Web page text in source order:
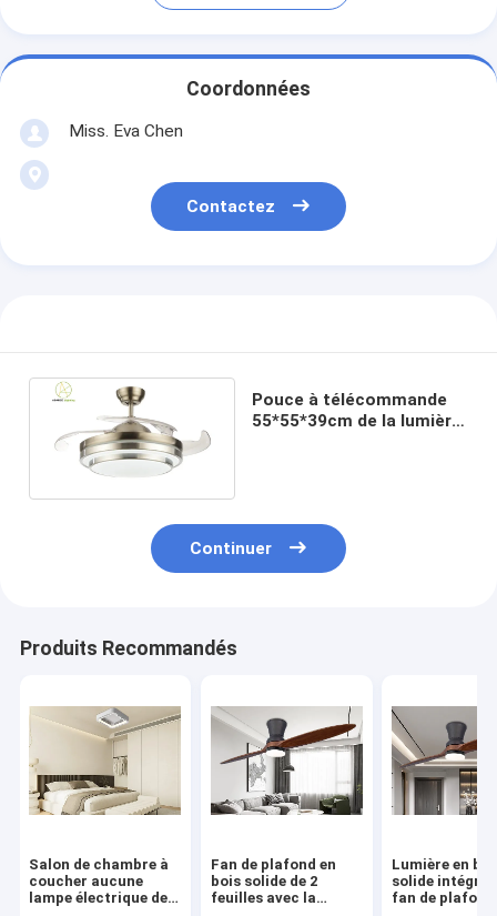
Coordonnées
Miss. Eva Chen
Contactez
Pouce à télécommande
55*55*39cm de la lumière
Continuer
Produits Recommandés
Salon de chambre à
coucher aucune
lampe électrique de
Fan de plafond en
bois solide de 2
feuilles avec la
Lumière en
solide
fan de plafond